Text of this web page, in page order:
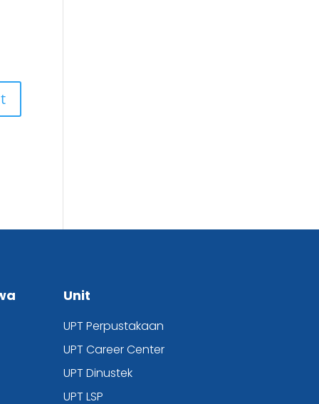
Unit
UPT Perpustakaan
UPTCareer Center
UPT Dinustek
UPT LSP